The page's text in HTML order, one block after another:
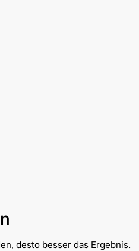
desto besser das Ergebnis.